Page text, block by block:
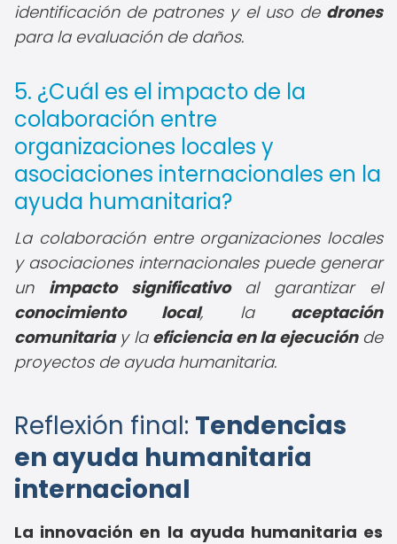
identificación de patrones y el uso de drones
para la evaluación de daños.
5. ¿Cuál es el impacto de la
colaboración entre
organizaciones locales y
asociaciones internacionales en la
ayuda humanitaria?
La colaboración entre organizaciones locales
y asociaciones internacionales puede generar
un impacto significativoal garantizar el
conocimiento local, la aceptación
comunitariay la eficiencia en la ejecuciónde
proyectos de ayuda humanitaria.
Reflexión final: Tendencias
en ayuda humanitaria
internacional
La innovación en la ayuda humanitaria es